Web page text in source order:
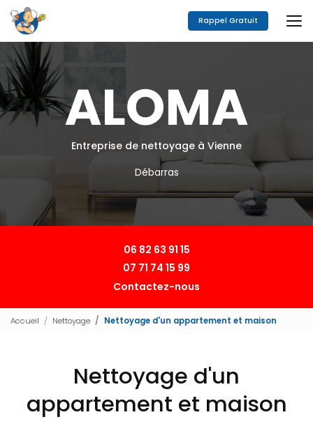
Aller
au
contenu
principal
Rappel Gratuit
Entreprise de nettoyage à Vienne
Débarras
06 82 63 91 15
07 71 74 15 99
Contactez-nous
Accueil Nettoyage Nettoyage d'un appartement et maison
Nettoyage d'un
appartement et maison